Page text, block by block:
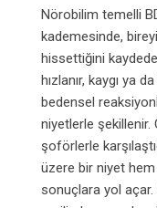
Nörobilim temelli
kademesinde,
hissettiğini
hızlanır, kaygı ya
bedensel
niyetlerle şekillenir.
şoförlerle
üzere bir niyet
sonuçlara yol